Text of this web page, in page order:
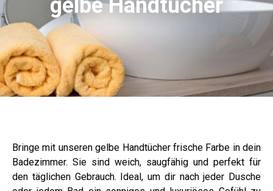
gelbe Handtücher
Bringe mit unseren gelbe Handtücher frische Farbe in dein
Badezimmer. Sie sind weich, saugfähig und perfekt für
den täglichen Gebrauch. Ideal, um dir nach jeder Dusche